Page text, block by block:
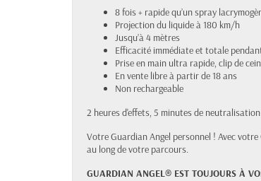
8 fois + rapide qu’un spray
Projection du liquide à 180 km/h
Jusqu’à 4 mètres
Efficacité immédiate et totale
Prise en main ultra rapide, clip de
En vente libre à partir de 18 ans
Non rechargeable
2 heures d'effets, 5 minutes de
Votre Guardian Angel personnel ! Avec
au long de votre parcours.
GUARDIAN ANGEL® EST TOUJOURS À